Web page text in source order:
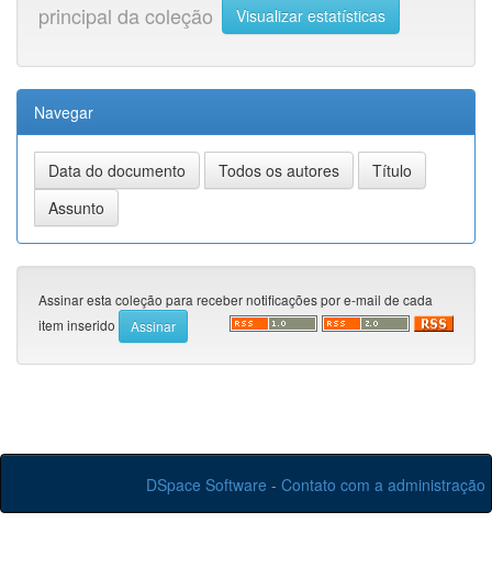
principal da coleção
Visualizar estatísticas
Navegar
Assinar esta coleção para receber notificações por e-mail de cada
item inserido
DSpace Software - Contato com a administração